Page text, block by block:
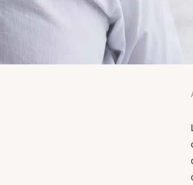
Pourquoi
une école de